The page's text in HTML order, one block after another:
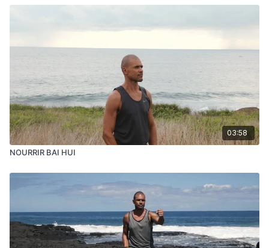
3 fois en plaçant votre présence au DAn Tian inférieur
03:58
NOURRIR BAI HUI